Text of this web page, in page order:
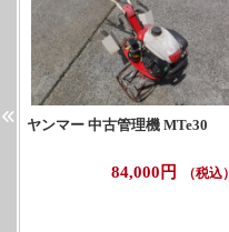
ヤンマー 中古管理機 MTe30
84,000円 （税込）